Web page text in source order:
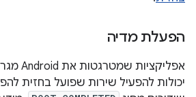
הפעלת מדיה
יכולות להפעיל שירות שפועל בחזית